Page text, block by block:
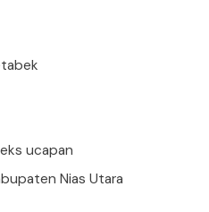
ucapan
Nias Utara